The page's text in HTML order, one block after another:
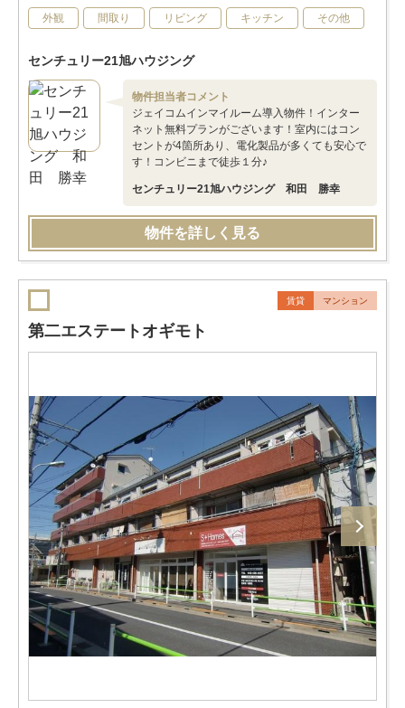
外観 間取り リビング キッチン その他
センチュリー21旭ハウジング
物件担当者コメント
ジェイコムインマイルーム導入物件！インター
ネット無料プランがございます！室内にはコン
セントが4箇所あり、電化製品が多くても安心で
す！コンビニまで徒歩１分♪
センチュリー21旭ハウジング 和田 勝幸
物件を詳しく見る
賃貸 マンション
第二エステートオギモト